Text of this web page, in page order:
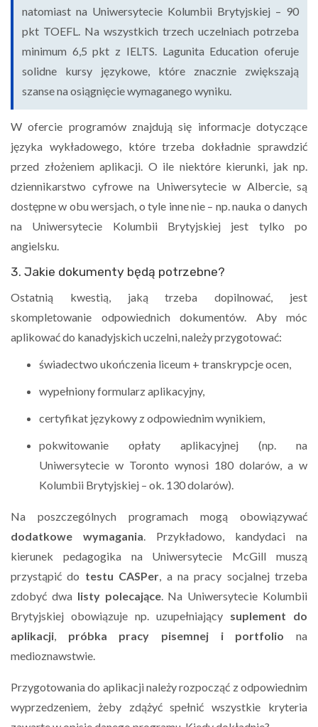
natomiast na Uniwersytecie Kolumbii Brytyjskiej – 90
pkt TOEFL. Na wszystkich trzech uczelniach potrzeba
minimum 6,5 pkt z IELTS. Lagunita Education oferuje
solidne kursy językowe, które znacznie zwiększają
szanse na osiągnięcie wymaganego wyniku.
W ofercie programów znajdują się informacje dotyczące
języka wykładowego, które trzeba dokładnie sprawdzić
przed złożeniem aplikacji. O ile niektóre kierunki, jak np.
dziennikarstwo cyfrowe na Uniwersytecie w Albercie, są
dostępne w obu wersjach, o tyle inne nie – np. nauka o danych
na Uniwersytecie Kolumbii Brytyjskiej jest tylko po
angielsku.
3. Jakie dokumenty będą potrzebne?
Ostatnią kwestią, jaką trzeba dopilnować, jest
skompletowanie odpowiednich dokumentów. Aby móc
aplikować do kanadyjskich uczelni, należy przygotować:
świadectwo ukończenia liceum + transkrypcje ocen,
wypełniony formularz aplikacyjny,
certyfikat językowy z odpowiednim wynikiem,
pokwitowanie opłaty aplikacyjnej (np. na
Uniwersytecie w Toronto wynosi 180 dolarów, a w
Kolumbii Brytyjskiej – ok. 130 dolarów).
Na poszczególnych programach mogą obowiązywać
dodatkowe wymagania . Przykładowo, kandydaci na
kierunek pedagogika na Uniwersytecie McGill muszą
przystąpić do testu CASPer , a na pracy socjalnej trzeba
zdobyć dwa listy polecające. Na Uniwersytecie Kolumbii
Brytyjskiej obowiązuje np. uzupełniający suplement do
aplikacji
próbka pracy pisemnej i portfolio na
medioznawstwie.
Przygotowania do aplikacji należy rozpocząć z odpowiednim
wyprzedzeniem, żeby zdążyć spełnić wszystkie kryteria